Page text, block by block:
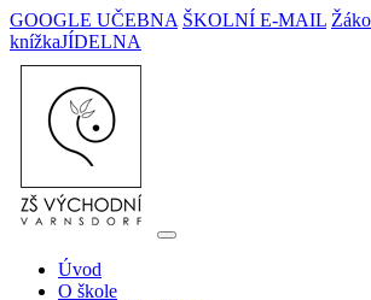
GOOGLE UČEBNA ŠKOLNÍ E-MAIL
knížkaJÍDELNA
Úvod
O škole